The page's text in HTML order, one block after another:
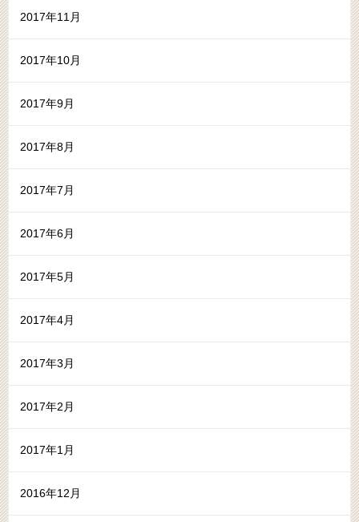
2017年11月
2017年10月
2017年9月
2017年8月
2017年7月
2017年6月
2017年5月
2017年4月
2017年3月
2017年2月
2017年1月
2016年12月